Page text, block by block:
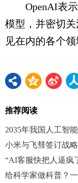
OpenAI表示
模型，并密切
见在内的各个领
推荐阅读
2035年我国人工智
小米与飞彗签订战
“AI客服快把人逼疯
给科学家做科普？